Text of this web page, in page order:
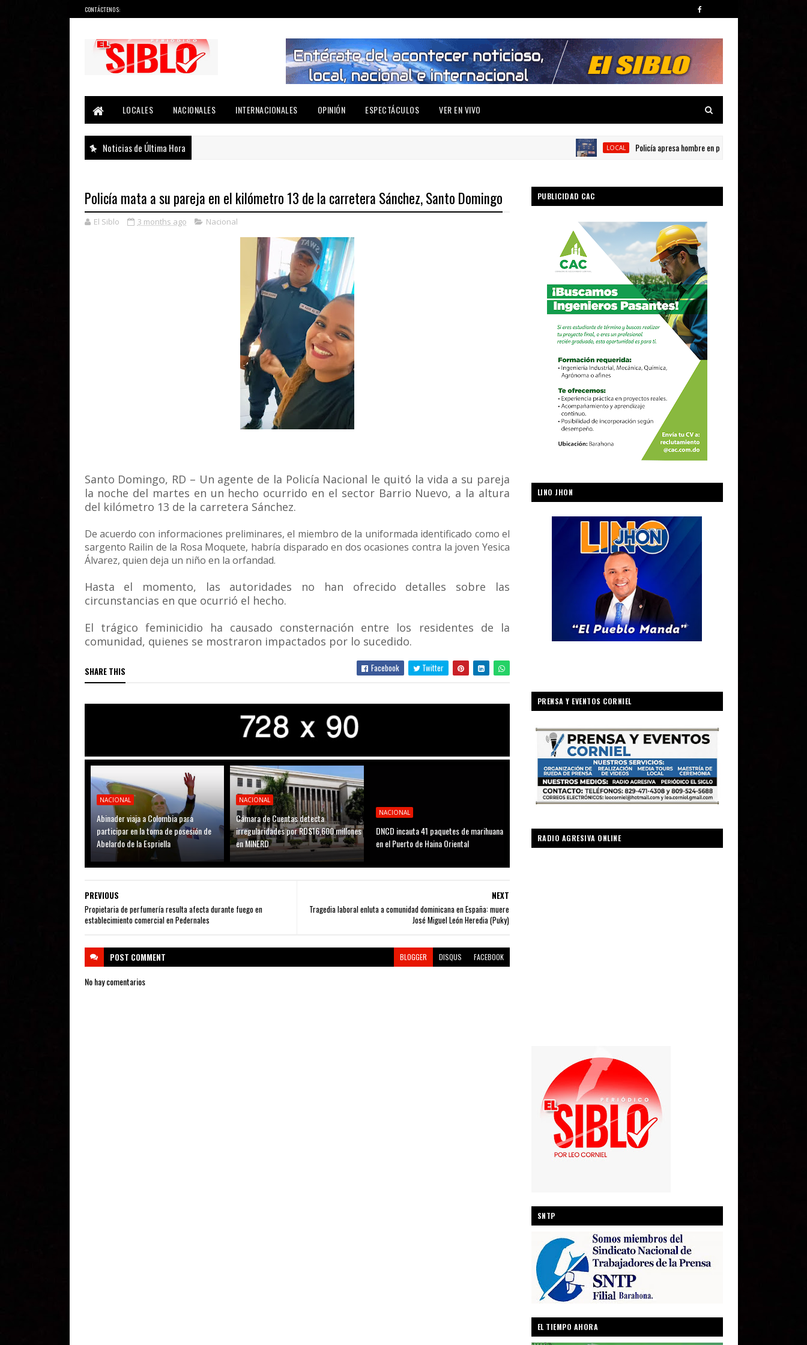
CONTÁCTENOS:
LOCALES
NACIONALES INTERNACIONALES OPINIÓN ESPECTÁCULOS VER EN VIVO
Noticias de Última Hora LOCAL Policía apresa hombre en presunta por posesión de
Policía mata a su pareja en el kilómetro 13 de la carretera Sánchez, Santo Domingo
El Siblo 3 months ago Nacional
Santo Domingo, RD – Un agente de la Policía Nacional le quitó la vida a su pareja
la noche del martes en un hecho ocurrido en el sector Barrio Nuevo, a la altura
del kilómetro 13 de la carretera Sánchez.
De acuerdo con informaciones preliminares, el miembro de la uniformada identificado como el
sargento Railin de la Rosa Moquete, habría disparado en dos ocasiones contra la joven Yesica
Álvarez, quien deja un niño en la orfandad.
Hasta el momento, las autoridades no han ofrecido detalles sobre las
circunstancias en que ocurrió el hecho.
El trágico feminicidio ha causado consternación entre los residentes de la
comunidad, quienes se mostraron impactados por lo sucedido.
SHARE THIS Facebook Twitter
NACIONAL
Abinader viaja a Colombia para
participar en la toma de posesión de
Abelardo de la Espriella
NACIONAL
Cámara de Cuentas detecta
irregularidades por RD$16,600 millones
en MINERD
NACIONAL
DNCD incauta 41 paquetes de marihuana
en el Puerto de Haina Oriental
NEXT
Tragedia laboral enluta a comunidad dominicana en España: muere
José Miguel León Heredia (Puky)
PREVIOUS
Propietaria de perfumería resulta afecta durante fuego en
establecimiento comercial en Pedernales
POST COMMENT BLOGGER DISQUS FACEBOOK
No hay comentarios
PUBLICIDAD CAC
LINO JHON
PRENSA Y EVENTOS CORNIEL
RADIO AGRESIVA ONLINE
SNTP
EL TIEMPO AHORA